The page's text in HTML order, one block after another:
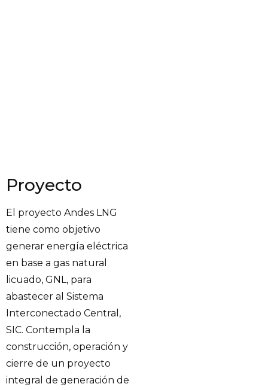
Proyecto
El proyecto Andes LNG
tiene como objetivo
generar energía eléctrica
en base a gas natural
licuado, GNL, para
abastecer al Sistema
Interconectado Central,
SIC. Contempla la
construcción, operación y
cierre de un proyecto
integral de generación de